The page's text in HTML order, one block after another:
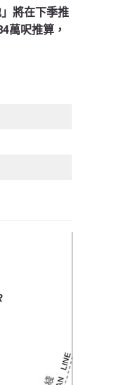
將在下季推
萬呎推算，